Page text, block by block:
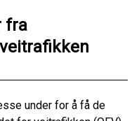
fra
under for å få de